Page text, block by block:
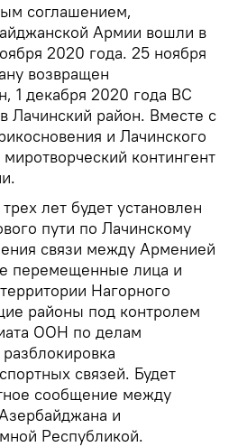
соглашением,
Армии вошли в
2020 года. 25 ноября
возвращен
1 декабря 2020 года ВС
Лачинский район. Вместе с
и Лачинского
контингент
лет будет установлен
пути по Лачинскому
связи между Арменией
перемещенные лица и
Нагорного
районы под контролем
ООН по делам
связей. Будет
сообщение между
и
Республикой.